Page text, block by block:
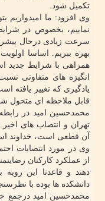
تکمیل شود.
وی افزود: ما امیدواریم
نماییم، بخصوص در
سرعت زیادی درحال
بهره ببریم. اساسا
همراهی با شرایط جدید
انگیزه های متفاوتی
یادگیری که تغییر یافته
قابل ملاحظه ای متحول
محمدحسین امید در
تهران و انتصاب های
آن قطعی است، خداوند
وی در مورد انتصابات
از عملکرد کارکنان
دهند و قاعدتا این رویه
دانشکده ها بوده با
محمدحسین امید درجمع